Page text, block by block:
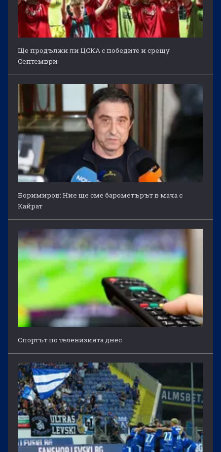
Ще продължи ли ЦСКА с победите и срещу
Септември
Боримиров: Ние ще сме барометърът в мача с
Кайрат
Спортът по телевизията днес